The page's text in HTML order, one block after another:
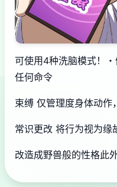
可使用4种洗脑模式！
任何命令
束缚 仅管理度身体动作
常识更改 将行为视为缘
改造成野兽般的性格此